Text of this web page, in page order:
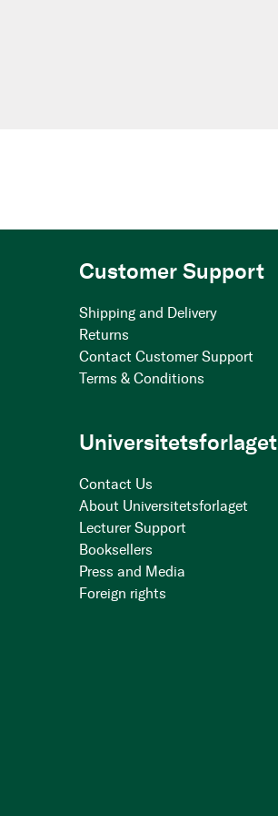
Customer Support
Shipping and Delivery
Returns
Contact Customer Support
Terms & Conditions
Universitetsforlaget
Contact Us
About Universitetsforlaget
Lecturer Support
Booksellers
Press and Media
Foreign rights